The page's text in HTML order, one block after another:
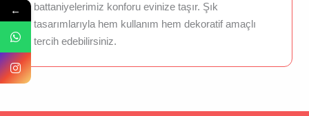
battaniyelerimiz konforu evinize taşır. Şık
tasarımlarıyla hem kullanım hem dekoratif amaçlı
tercih edebilirsiniz.
←